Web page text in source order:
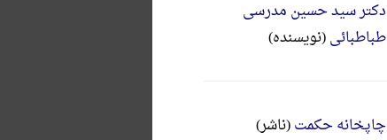
دکتر سید حسین مدرسی
طباطبائی(نویسنده)
چاپخانه حکمت(ناشر)